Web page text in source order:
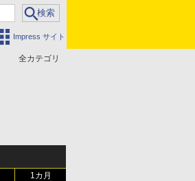
Impress サイト
全カテゴリ
1カ月